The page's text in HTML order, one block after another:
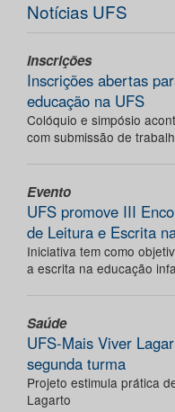
Notícias UFS
Inscrições
Inscrições abertas
educação na UFS
Colóquio e simpósio
com submissão de
Evento
UFS promove III
de Leitura e Escrita
Iniciativa tem como
a escrita na educação
Saúde
UFS-Mais Viver
segunda turma
Projeto estimula prática
Lagarto